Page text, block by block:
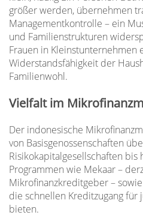
größer werden, übernehmen
Managementkontrolle – ein
und Familienstrukturen
Frauen in Kleinstunternehmen
Widerstandsfähigkeit der
Familienwohl.
Vielfalt im
Der indonesische
von Basisgenossenschaften
Risikokapitalgesellschaften
Programmen wie Mekaar –
Mikrofinanzkreditgeber –
die schnellen Kreditzugang für
bieten.